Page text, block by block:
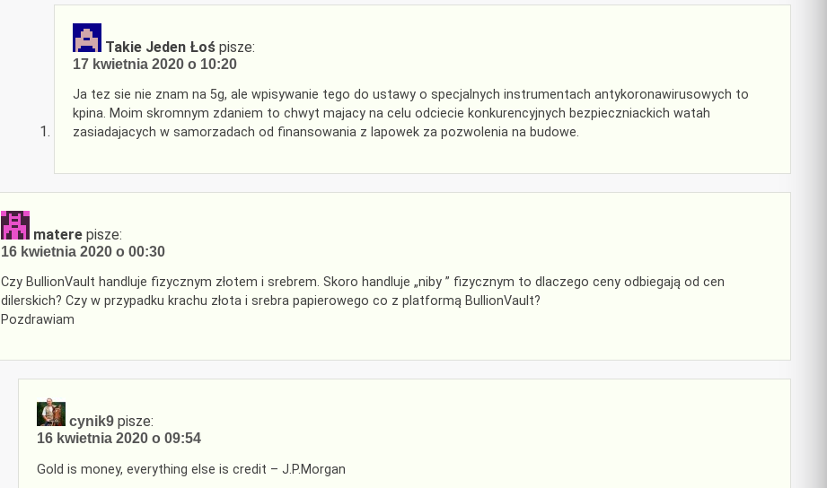
Takie Jeden Łoś pisze:
17 kwietnia 2020 o 10:20
Ja tez sie nie znam na 5g, ale wpisywanie tego do ustawy o specjalnych instrumentach antykoronawirusowych to
kpina. Moim skromnym zdaniem to chwyt majacy na celu odciecie konkurencyjnych bezpieczniackich watah
zasiadajacych w samorzadach od finansowania z lapowek za pozwolenia na budowe.
matere pisze:
16 kwietnia 2020 o 00:30
Czy BullionVault handluje fizycznym złotem i srebrem. Skoro handluje „niby ” fizycznym to dlaczego ceny odbiegają od cen
dilerskich? Czy w przypadku krachu złota i srebra papierowego co z platformą BullionVault?
Pozdrawiam
cynik9 pisze:
16 kwietnia 2020 o 09:54
Gold is money, everything else is credit – J.P.Morgan